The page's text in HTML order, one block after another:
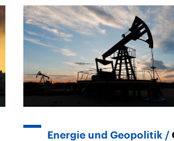
Energie und Geopolitik